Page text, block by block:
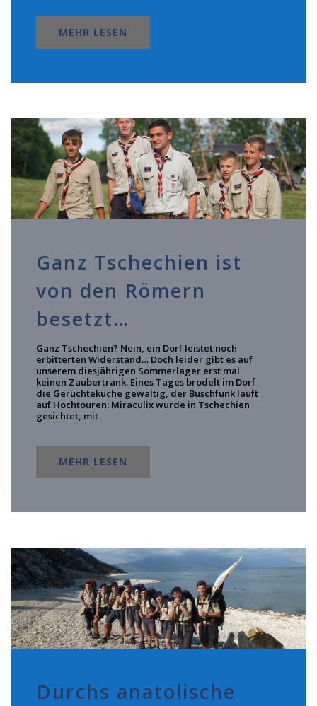
MEHR LESEN
Ganz Tschechien ist
von den Römern
besetzt…
Ganz Tschechien? Nein, ein Dorf leistet noch
erbitterten Widerstand… Doch leider gibt es auf
unserem diesjährigen Sommerlager erst mal
keinen Zaubertrank. Eines Tages brodelt im Dorf
die Gerüchteküche gewaltig, der Buschfunk läuft
auf Hochtouren: Miraculix wurde in Tschechien
gesichtet, mit
MEHR LESEN
Durchs anatolische